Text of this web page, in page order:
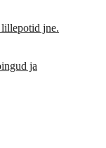
jne.
ja